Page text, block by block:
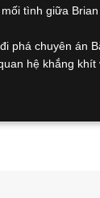
tình giữa
phá chuyên án
hệ khắng